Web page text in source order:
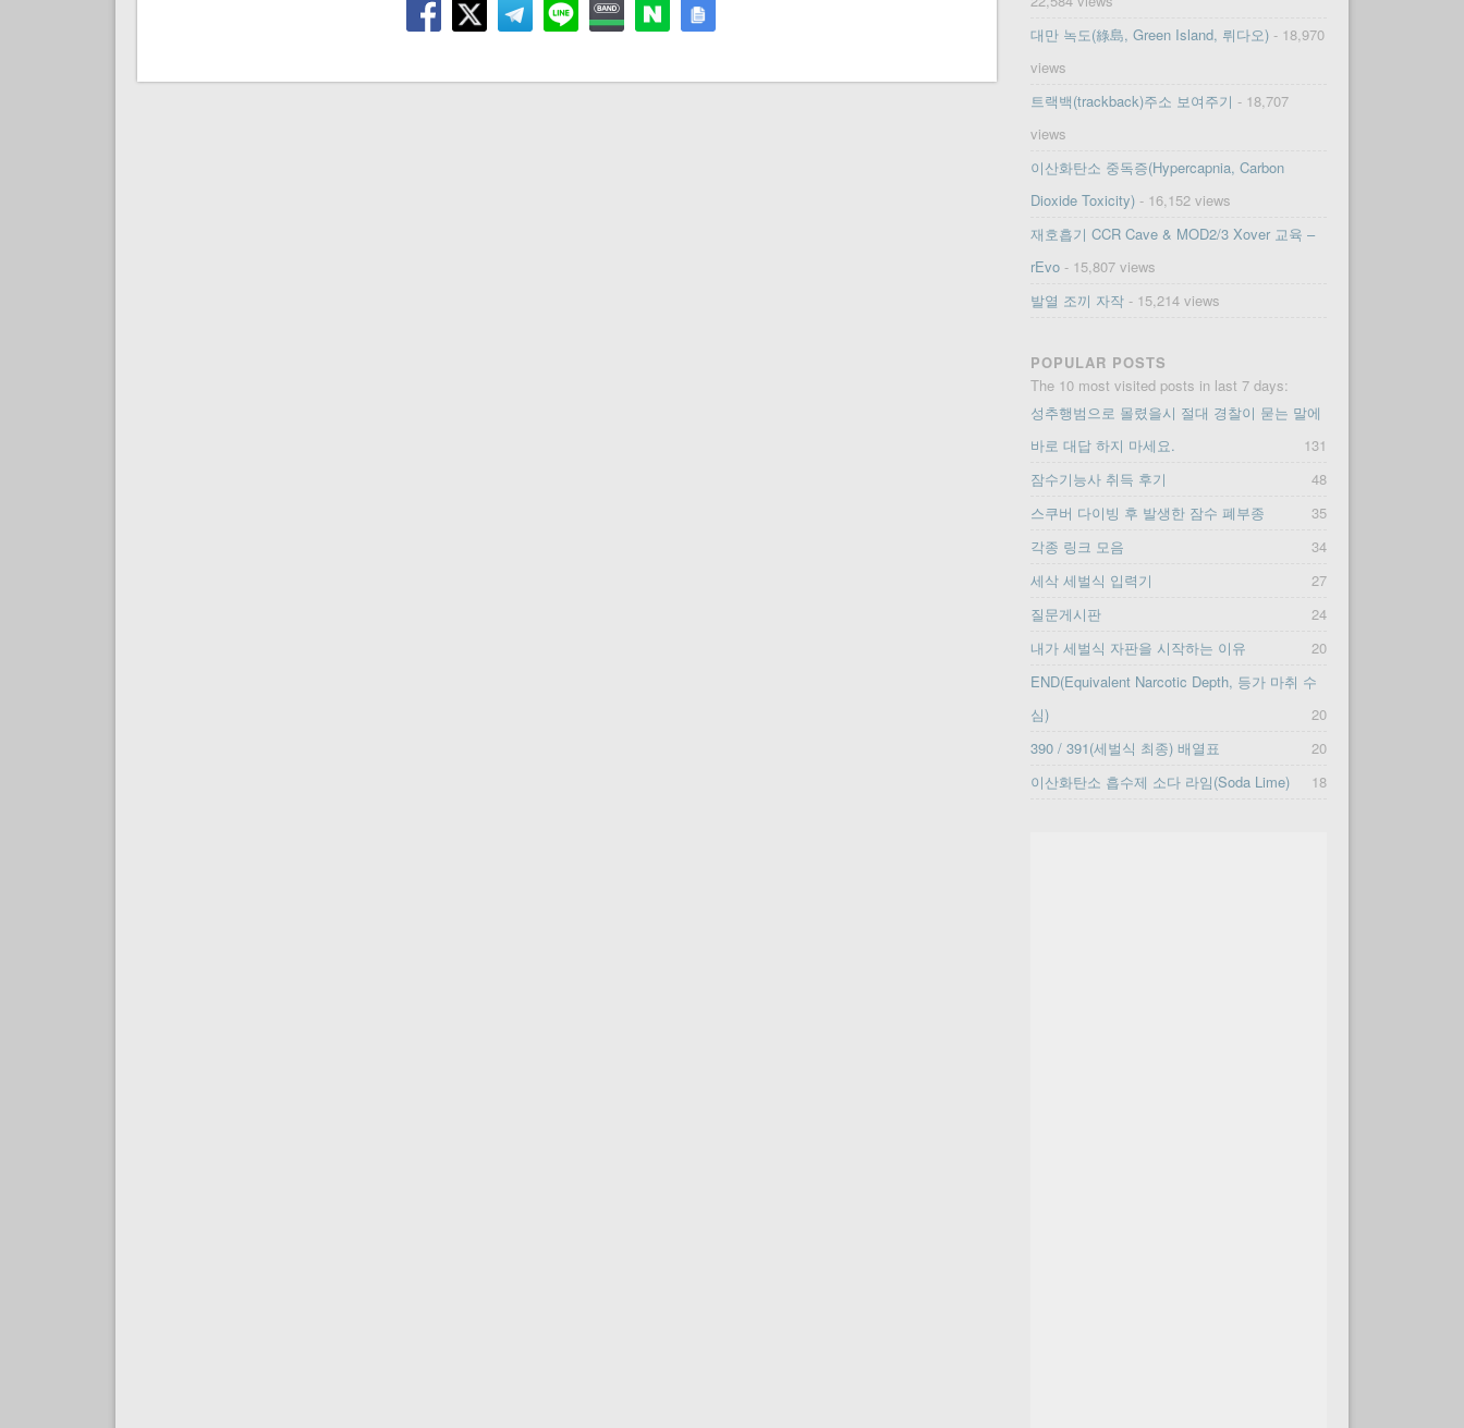
대만 녹도(綠島, Green Island, 뤼다오)- 18,970
views
트랙백(trackback)주소 보여주기 - 18,707
views
이산화탄소 중독증(Hypercapnia, Carbon
Dioxide Toxicity)- 16,152 views
재호흡기 CCR Cave & MOD2/3 Xover 교육 –
rEvo- 15,807 views
발열 조끼 자작- 15,214 views
POPULAR POSTS
The 10 most visited posts in last 7 days:
성추행범으로 몰렸을시 절대 경찰이 묻는 말에
바로 대답 하지 마세요.
131
잠수기능사 취득 후기
48
스쿠버 다이빙 후 발생한 잠수 폐부종
35
각종 링크 모음
34
세삭 세벌식 입력기
27
질문게시판
24
내가 세벌식 자판을 시작하는 이유
20
END(Equivalent Narcotic Depth, 등가 마취 수
심)
20
390 / 391(세벌식 최종) 배열표
20
이산화탄소 흡수제 소다 라임(Soda Lime)
18